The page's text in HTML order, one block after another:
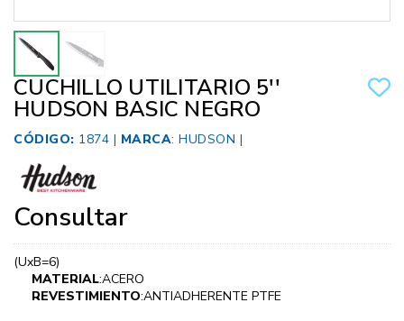
CUCHILLO UTILITARIO 5''
HUDSON BASIC NEGRO
CÓDIGO: 1874 | MARCA: HUDSON |
Consultar
(UxB=6)
MATERIAL:ACERO
REVESTIMIENTO:ANTIADHERENTE PTFE